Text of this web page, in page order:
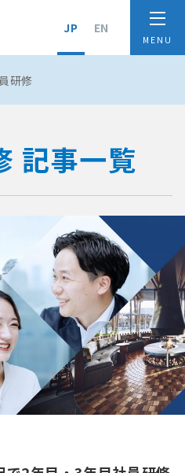
JP EN
研修
記事一覧